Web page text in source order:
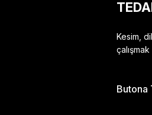
Yorum Yaz
Kesim,
Butona